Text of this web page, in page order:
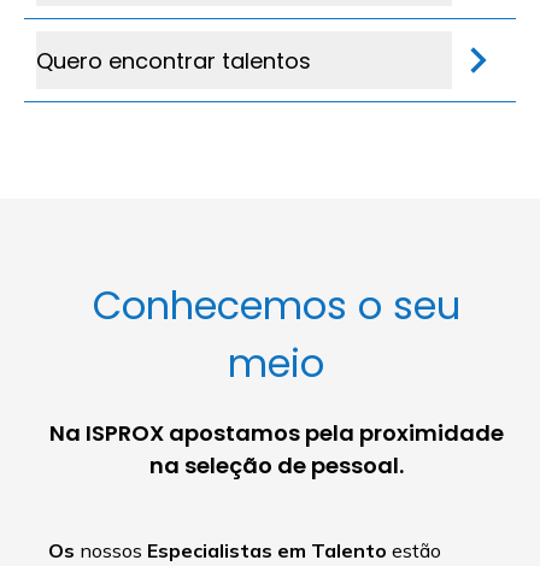
Quero encontrar talentos
Conhecemos o seu
meio
Na ISPROX apostamos pela proximidade
na seleção de pessoal.
Os nossos Especialistas em Talento estão